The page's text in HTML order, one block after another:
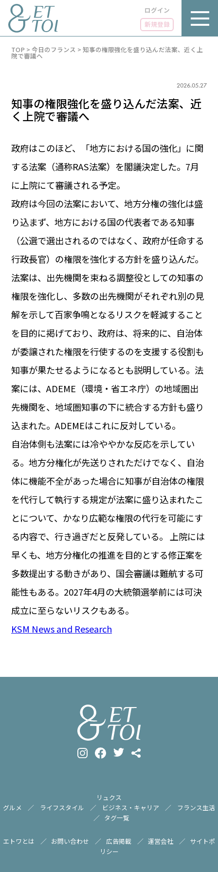
ログイン
新規登録
LUXE
グルメ
LIFE STYLE
BUSINESS
ビジネス・キャリア
INFOS PRATIQUES
TAG
タグ
#パリ
#お土産 #トリビア
#データで読み解くフランス
#フランスの教育制度
#アプリ
#いざという時に
#カルカッソンヌ Carcassonne
#サステナブル
#フランス生活
#レシピ #ビューティー
#コスメ
#アルザス地方
#フランスの地方 #フロマージュ
#おでかけ
FR 03:59 ／ JP 10:59
お問い合わせ
運営会社
サイトポリシー
TOP > 今日のフランス > 知事の権限強化を盛り込んだ法案、近く上
院で審議へ
2026.05.27
知事の権限強化を盛り込んだ法案、近
く上院で審議へ
政府はこのほど、「地方における国の強化」に関
する法案（通称RAS法案）を閣議決定した。7月
に上院にて審議される予定。
政府は今回の法案において、地方分権の強化は盛
り込まず、地方における国の代表者である知事
（公選で選出されるのではなく、政府が任命する
行政長官）の権限を強化する方針を盛り込んだ。
法案は、出先機関を束ねる調整役としての知事の
権限を強化し、多数の出先機関がそれぞれ別の見
解を示して百家争鳴となるリスクを軽減すること
を目的に掲げており、政府は、将来的に、自治体
が委譲された権限を行使するのを支援する役割も
知事が果たせるようになるとも説明している。法
案には、ADEME（環境・省エネ庁）の地域圏出
先機関を、地域圏知事の下に統合する方針も盛り
込まれた。ADEMEはこれに反対している。
自治体側も法案には冷ややかな反応を示してい
る。地方分権化が先送りされただけでなく、自治
体に機能不全があった場合に知事が自治体の権限
を代行して執行する規定が法案に盛り込まれたこ
とについて、かなり広範な権限の代行を可能にす
る内容で、行き過ぎだと反発している。 上院には
早くも、地方分権化の推進を目的とする修正案を
多数提出する動きがあり、国会審議は難航する可
能性もある。2027年4月の大統領選挙前には可決
成立に至らないリスクもある。
KSM News and Research
リュクス
グルメ
ライフスタイル ビジネス・キャリア
フランス生活
タグ一覧
エトワとは お問い合わせ 広告掲載 運営会社
サイトポ
リシー